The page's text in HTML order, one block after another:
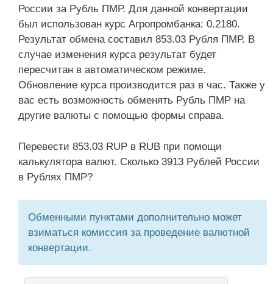
России за Рубль ПМР. Для данной конвертации
был использован курс Агропромбанка: 0.2180.
Результат обмена составил 853.03 Рубля ПМР. В
случае изменения курса результат будет
пересчитан в автоматическом режиме.
Обновление курса производится раз в час. Также у
вас есть возможность обменять Рубль ПМР на
другие валюты с помощью формы справа.
Перевести 853.03 RUP в RUB при помощи
калькулятора валют. Сколько 3913 Рублей России
в Рублях ПМР?
Обменными пунктами дополнительно может
взиматься комиссия за проведение валютной
конвертации.